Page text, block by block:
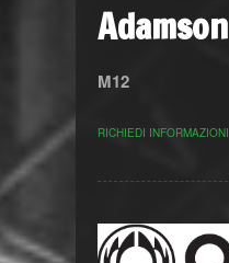
Adamson
M12
RICHIEDI INFORMAZIONI